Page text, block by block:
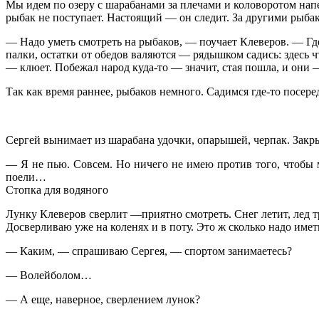
Мы идем по озеру с шарабанами за плечами и коловоротом
рыбак не поступает. Настоящий — он следит. За другими
— Надо уметь смотреть на рыбаков, — поучает Клеверов. —
палки, остатки от обедов валяются — рядышком садись:
— клюет. Побежал народ куда-то — значит, стая пошла, и они
Так как время раннее, рыбаков немного. Садимся где-то
Сергей вынимает из шарабана удочки, опарышей, черпак.
— Я не пью. Совсем. Но ничего не имею против того, чтобы
поели…
Стопка для водяного
Лунку Клеверов сверлит —приятно смотреть. Снег летит,
Досверливаю уже на коленях и в поту. Это ж сколько надо
— Каким, — спрашиваю Сергея, — спортом занимаетесь?
— Волейболом…
— А еще, наверное, сверлением лунок?